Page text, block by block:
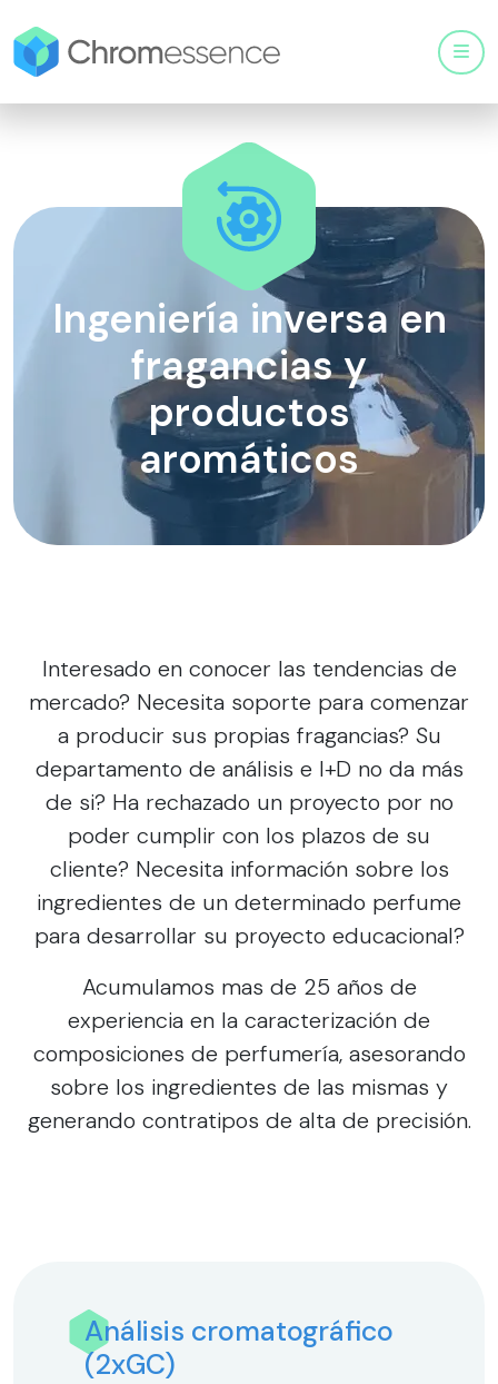
Ingeniería inversa en
fragancias y
productos
aromáticos
Interesado en conocer las tendencias de
mercado? Necesita soporte para comenzar
a producir sus propias fragancias? Su
departamento de análisis e I+D no da más
de si? Ha rechazado un proyecto por no
poder cumplir con los plazos de su
cliente? Necesita información sobre los
ingredientes de un determinado perfume
para desarrollar su proyecto educacional?
Acumulamos mas de 25 años de
experiencia en la caracterización de
composiciones de perfumería, asesorando
sobre los ingredientes de las mismas y
generando contratipos de alta de precisión.
Análisis cromatográfico
(2xGC)